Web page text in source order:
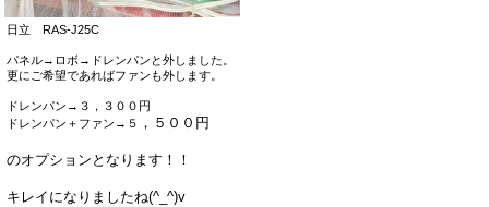
日立 RAS-J25C
パネル→ロボ→ドレンパンと外しました。
更にご希望であればファンも外します。
ドレンパン→３，３００円
ドレンパン＋ファン→５ ， ５ ０ ０円
のオプションとなります！！
キレイになりましたね(^_^)v